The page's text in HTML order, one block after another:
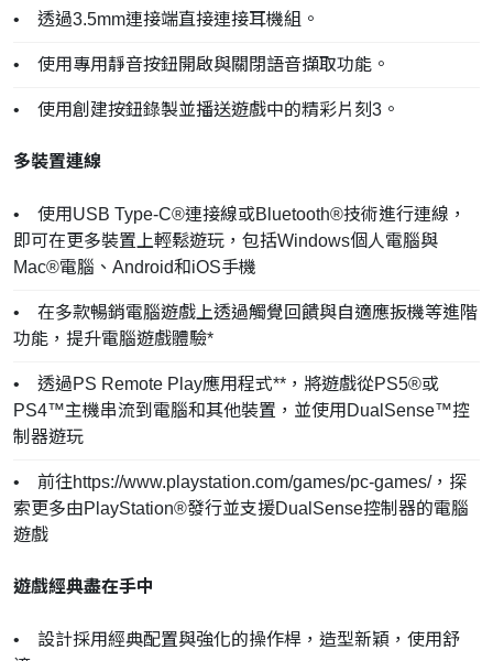
• 透過3.5mm連接端直接連接耳機組。
• 使用專用靜音按鈕開啟與關閉語音擷取功能。
• 使用創建按鈕錄製並播送遊戲中的精彩片刻3。
多裝置連線
• 使用USB Type-C®連接線或Bluetooth®技術進行連線，
即可在更多裝置上輕鬆遊玩，包括Windows個人電腦與
Mac®電腦、Android和iOS手機
• 在多款暢銷電腦遊戲上透過觸覺回饋與自適應扳機等進階
功能，提升電腦遊戲體驗*
• 透過PS Remote Play應用程式**，將遊戲從PS5®或
PS4™主機串流到電腦和其他裝置，並使用DualSense™控
制器遊玩
• 前往https://www.playstation.com/games/pc-games/，探
索更多由PlayStation®發行並支援DualSense控制器的電腦
遊戲
遊戲經典盡在手中
• 設計採用經典配置與強化的操作桿，造型新穎，使用舒